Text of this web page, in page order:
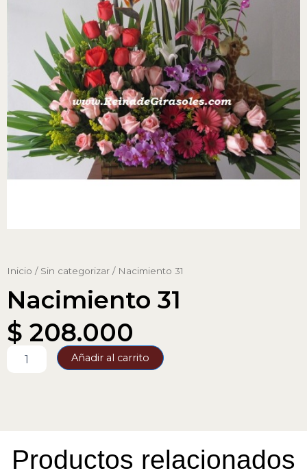
Inicio / Sin categorizar / Nacimiento 31
Nacimiento 31
$ 208.000
Añadir al carrito
Productos relacionados